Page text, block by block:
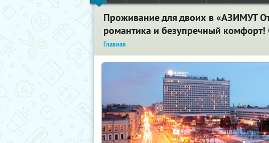
Проживание для двоих в «АЗИМУТ
романтика и безупречный комфорт!
Главная